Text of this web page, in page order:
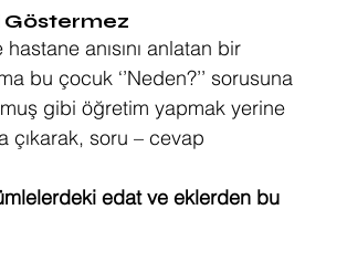
Göstermez
anısını anlatan bir
bu çocuk ‘’Neden?’’ sorusuna
gibi öğretim yapmak yerine
soru – cevap
edat ve eklerden bu